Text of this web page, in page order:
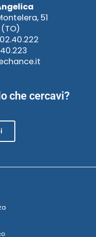
51
che cercavi?